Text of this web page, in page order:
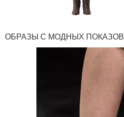
ОБРАЗЫ С МОДНЫХ ПОКАЗОВ